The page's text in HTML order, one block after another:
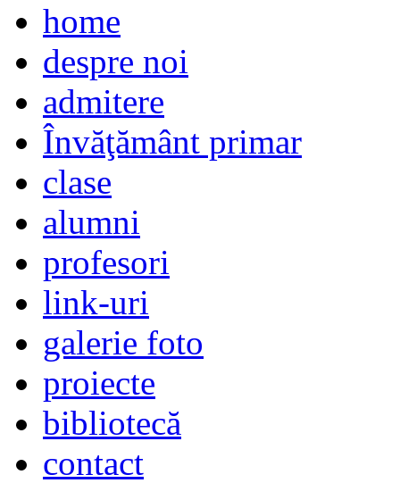
home
despre noi
admitere
Învăţământ primar
clase
alumni
profesori
link-uri
galerie foto
proiecte
bibliotecă
contact